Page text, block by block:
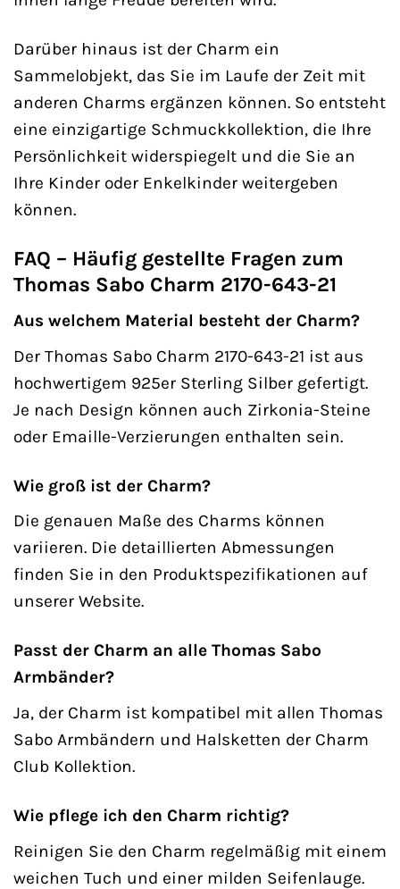
Darüber hinaus ist der Charm ein
Sammelobjekt, das Sie im Laufe der Zeit mit
anderen Charms ergänzen können. So entsteht
eine einzigartige Schmuckkollektion, die Ihre
Persönlichkeit widerspiegelt und die Sie an
Ihre Kinder oder Enkelkinder weitergeben
können.
FAQ – Häufig gestellte Fragen zum
Thomas Sabo Charm 2170-643-21
Aus welchem Material besteht der Charm?
Der Thomas Sabo Charm 2170-643-21 ist aus
hochwertigem 925er Sterling Silber gefertigt.
Je nach Design können auch Zirkonia-Steine
oder Emaille-Verzierungen enthalten sein.
Wie groß ist der Charm?
Die genauen Maße des Charms können
variieren. Die detaillierten Abmessungen
finden Sie in den Produktspezifikationen auf
unserer Website.
Passt der Charm an alle Thomas Sabo
Armbänder?
Ja, der Charm ist kompatibel mit allen Thomas
Sabo Armbändern und Halsketten der Charm
Club Kollektion.
Wie pflege ich den Charm richtig?
Reinigen Sie den Charm regelmäßig mit einem
weichen Tuch und einer milden Seifenlauge.